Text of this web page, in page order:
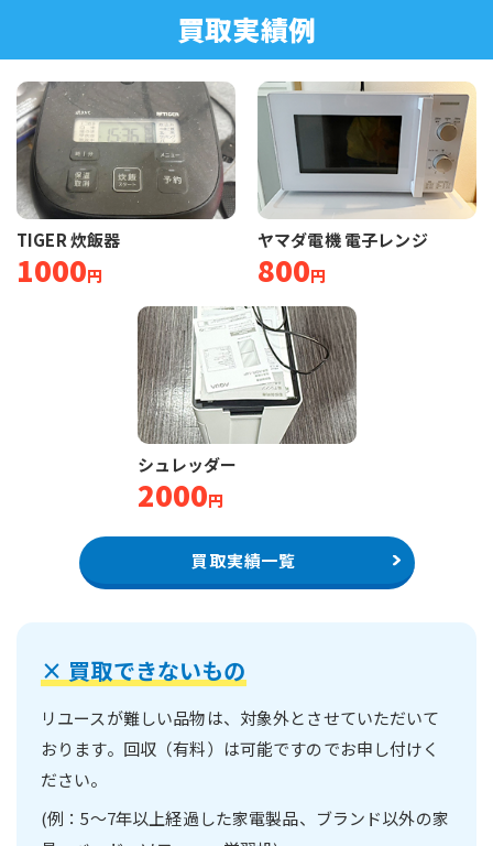
買取実績例
TIGER 炊飯器
1000円
ヤマダ電機 電子レンジ
800円
シュレッダー
2000円
買取実績一覧
× 買取できないもの
リユースが難しい品物は、対象外とさせていただいて
おります。 回収（有料）は可能ですのでお申し付けく
ださい。
(例：5～7年以上経過した家電製品、ブランド以外の家